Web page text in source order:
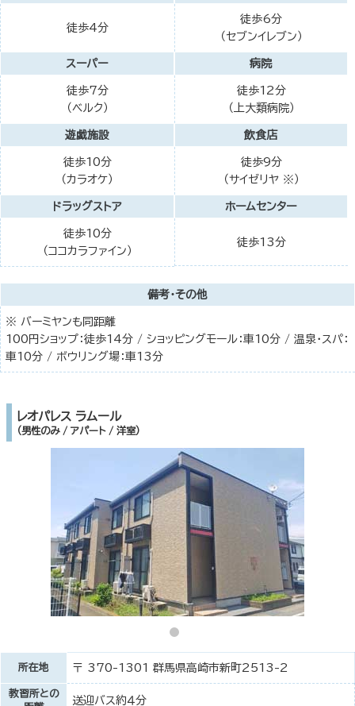
徒歩4分
徒歩6分
（セブンイレブン）
スーパー
徒歩7分
（ベルク）
病院
徒歩12分
（上大類病院）
遊戯施設
徒歩10分
（カラオケ）
飲食店
徒歩9分
（サイゼリヤ ※）
ドラッグストア
徒歩10分
（ココカラファイン）
ホームセンター
徒歩13分
備考・その他
※ バーミヤンも同距離
100円ショップ：徒歩14分 / ショッピングモール：車10分 / 温泉・スパ：
車10分 / ボウリング場：車13分
レオパレス ラムール
（男性のみ / アパート / 洋室）
所在地 〒 370-1301 群馬県高崎市新町2513-2
教習所との
送迎バス約４分